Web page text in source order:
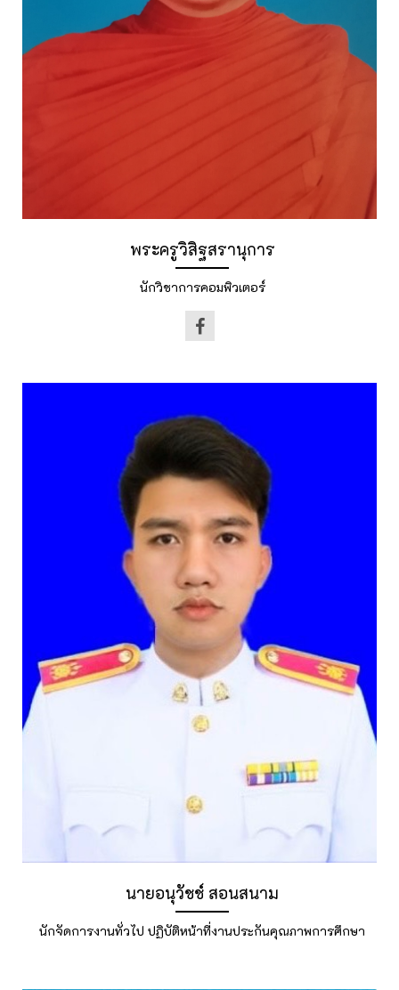
พระครูวิสิฐสรานุการ
นักวิชาการคอมพิวเตอร์
นายอนุวัชช์ สอนสนาม
นักจัดการงานทั่วไป ปฏิบัติหน้าที่งานประกันคุณภาพการศึกษา